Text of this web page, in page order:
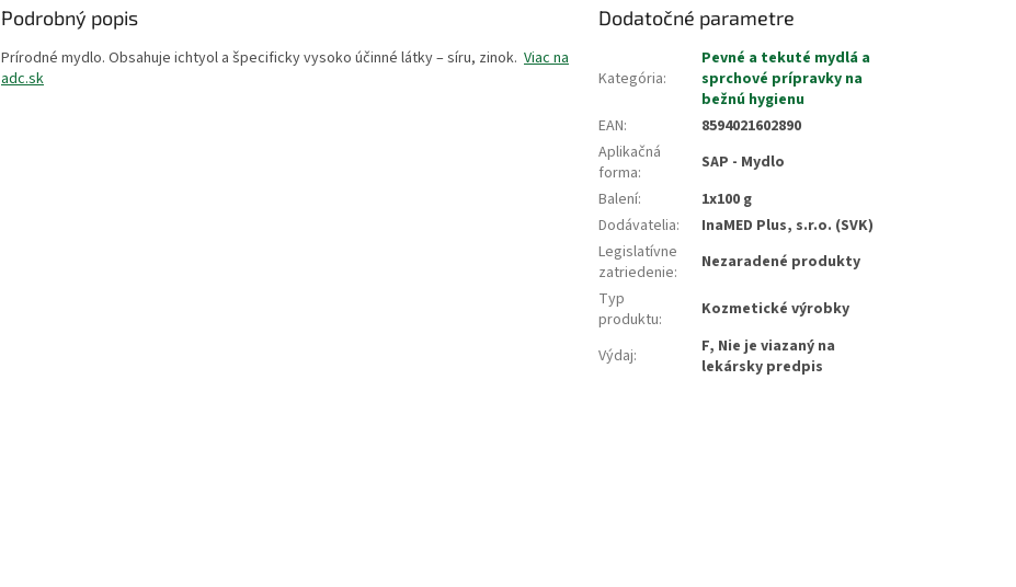
Podrobný popis
Prírodné mydlo. Obsahuje ichtyol a špecificky vysoko účinné látky – síru, zinok. Viac na
adc.sk
Dodatočné parametre
Kategória:
Pevné a tekuté mydlá a
sprchové prípravky na
bežnú hygienu
EAN:
8594021602890
Aplikačná
forma:
SAP - Mydlo
Balení:
1x100 g
Dodávatelia:
InaMED Plus, s.r.o. (SVK)
Legislatívne
zatriedenie:
Nezaradené produkty
Typ
produktu: Kozmetické výrobky
Výdaj:
F, Nie je viazaný na
lekársky predpis